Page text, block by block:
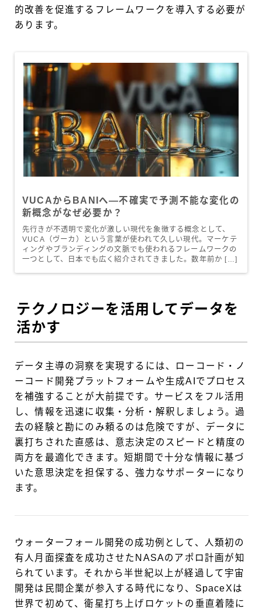
的改善を促進するフレームワークを導入する必要が
あります。
VUCAからBANIへ—不確実で予測不能な変化の
新概念がなぜ必要か？
先行きが不透明で変化が激しい現代を象徴する概念として、
VUCA（ヴーカ）という言葉が使われて久しい現代。マーケテ
ィングやブランディングの文脈でも使われるフレームワークの
一つとして、日本でも広く紹介されてきました。数年前か […]
テクノロジーを活用してデータを
活かす
データ主導の洞察を実現するには、ローコード・ノ
ーコード開発プラットフォームや生成AIでプロセス
を補強することが大前提です。サービスをフル活用
し、情報を迅速に収集・分析・解釈しましょう。過
去の経験と勘にのみ頼るのは危険ですが、データに
裏打ちされた直感は、意志決定のスピードと精度の
両方を最適化できます。短期間で十分な情報に基づ
いた意思決定を担保する、強力なサポーターになり
ます。
ウォーターフォール開発の成功例として、人類初の
有人月面探査を成功させたNASAのアポロ計画が知
られています。それから半世紀以上が経過して宇宙
開発は民間企業が参入する時代になり、SpaceXは
世界で初めて、衛星打ち上げロケットの垂直着陸に